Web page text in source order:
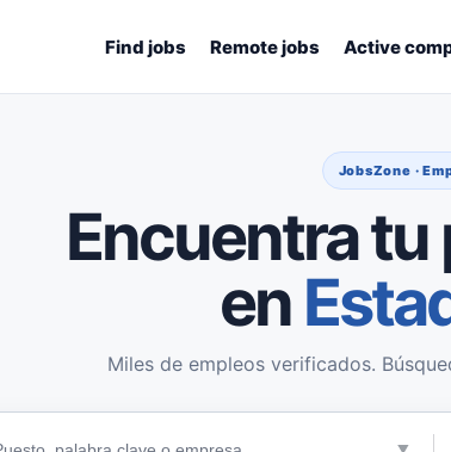
Find jobs Remote jobs Active
JobsZone ·
Encuentra
en
Miles de empleos verificados.